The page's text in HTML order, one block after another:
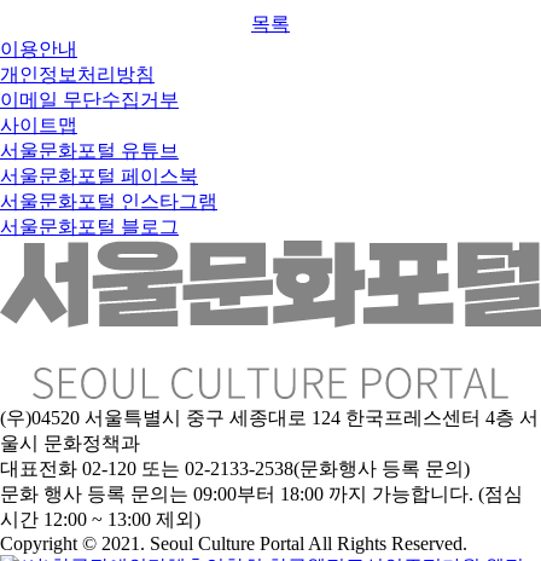
목록
이용안내
개인정보처리방침
이메일 무단수집거부
사이트맵
서울문화포털 유튜브
서울문화포털 페이스북
서울문화포털 인스타그램
서울문화포털 블로그
(우)04520 서울특별시 중구 세종대로 124 한국프레스센터 4층 서
울시 문화정책과
대표전화 02-120 또는 02-2133-2538(문화행사 등록 문의)
문화 행사 등록 문의는 09:00부터 18:00 까지 가능합니다. (점심
시간 12:00 ~ 13:00 제외)
Copyright © 2021. Seoul Culture Portal All Rights Reserved.